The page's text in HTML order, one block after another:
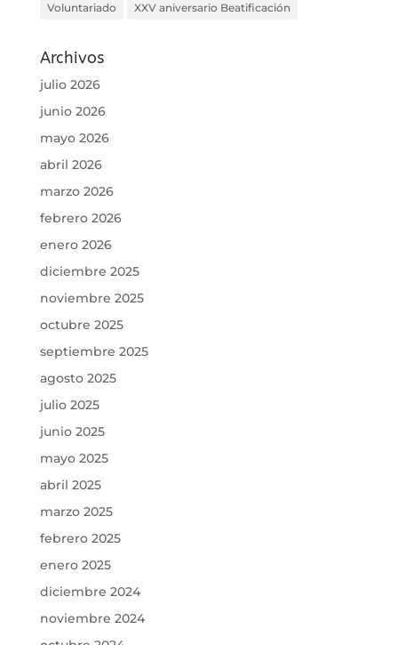
Voluntariado XXV aniversario Beatificación
Archivos
julio 2026
junio 2026
mayo 2026
abril 2026
marzo 2026
febrero 2026
enero 2026
diciembre 2025
noviembre 2025
octubre 2025
septiembre 2025
agosto 2025
julio 2025
junio 2025
mayo 2025
abril 2025
marzo 2025
febrero 2025
enero 2025
diciembre 2024
noviembre 2024